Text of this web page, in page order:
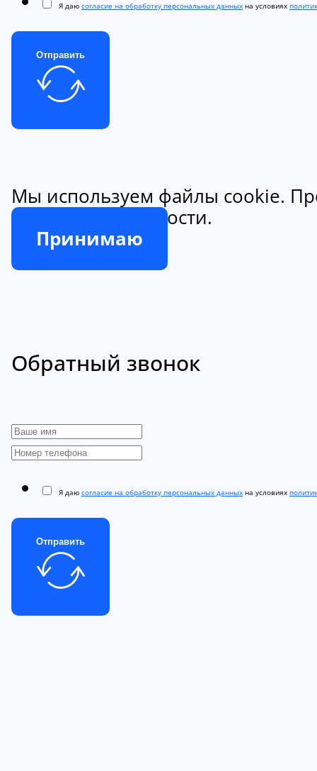
Я даю согласие на обработку персональных данных на условиях
Отправить
Мы используем файлы cookie.
конфиденциальности.
Принимаю
Обратный звонок
Я даю согласие на обработку персональных данных на условиях
Отправить